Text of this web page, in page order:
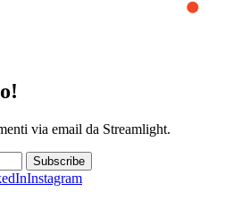
via email da Streamlight.
Subscribe
Instagram